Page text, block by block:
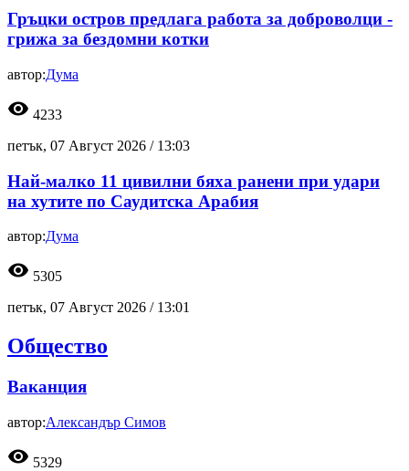
Гръцки остров предлага работа за доброволци -
грижа за бездомни котки
автор:Дума
visibility 4233
петък, 07 Август 2026 / 13:03
Най-малко 11 цивилни бяха ранени при удари
на хутите по Саудитска Арабия
автор:Дума
visibility 5305
петък, 07 Август 2026 / 13:01
Общество
Ваканция
автор:Александър Симов
visibility 5329